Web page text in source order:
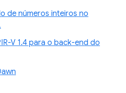
de números inteiros no
V 1.4 para o back-end do